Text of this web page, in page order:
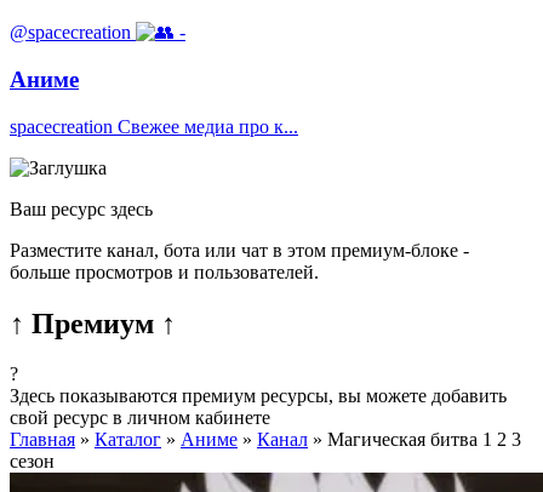
@spacecreation -
Аниме
spacecreation Свежее медиа про к...
Ваш ресурс здесь
Разместите канал, бота или чат в этом премиум-блоке -
больше просмотров и пользователей.
↑ Премиум ↑
?
Здесь показываются премиум ресурсы, вы можете добавить
свой ресурс в личном кабинете
Главная » Каталог » Аниме » Канал » Магическая битва 1 2 3
сезон